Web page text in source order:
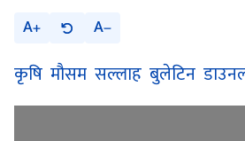
A A
कृषि मौसम सल्लाह बुलेटिन